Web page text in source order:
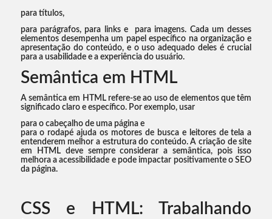
para títulos,
para parágrafos, para links e
para imagens. Cada um desses
elementos desempenha um papel específico na organização e
apresentação do conteúdo, e o uso adequado deles é crucial
para a usabilidade e a experiência do usuário.
Semântica em HTML
A semântica em HTML refere-se ao uso de elementos que têm
significado claro e específico. Por exemplo, usar
para o cabeçalho de uma página e
para o rodapé ajuda os motores de busca e leitores de tela a
entenderem melhor a estrutura do conteúdo. A criação de site
em HTML deve sempre considerar a semântica, pois isso
melhora a acessibilidade e pode impactar positivamente o SEO
da página.
CSS e HTML: Trabalhando